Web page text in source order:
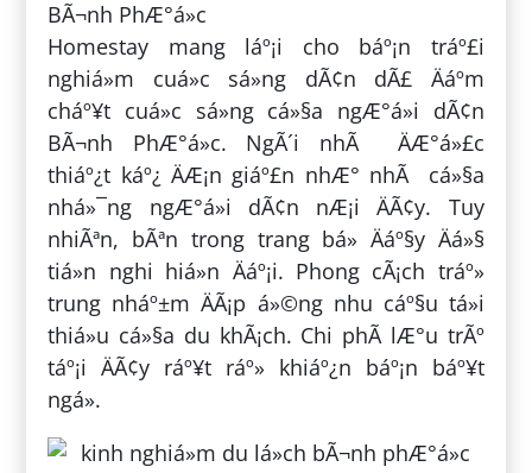
BÃ¬nh PhÆ°á»c
Homestay mang láº¡i cho báº¡n tráº£i
nghiá»m cuá»c sá»ng dÃ¢n dÃ£ Äáº­m
cháº¥t cuá»c sá»ng cá»§a ngÆ°á»i dÃ¢n
BÃ¬nh PhÆ°á»c. NgÃ´i nhÃ ÄÆ°á»£c
thiáº¿t káº¿ ÄÆ¡n giáº£n nhÆ° nhÃ cá»§a
nhá»¯ng ngÆ°á»i dÃ¢n nÆ¡i ÄÃ¢y. Tuy
nhiÃªn, bÃªn trong trang bá» Äáº§y Äá»§
tiá»n nghi hiá»n Äáº¡i. Phong cÃ¡ch tráº»
trung nháº±m ÄÃ¡p á»©ng nhu cáº§u tá»i
thiá»u cá»§a du khÃ¡ch. Chi phÃ­ lÆ°u trÃº
táº¡i ÄÃ¢y ráº¥t ráº» khiáº¿n báº¡n báº¥t
ngá».